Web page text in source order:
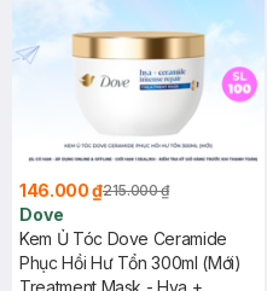
146.000 ₫215.000 ₫
Dove
Kem Ủ Tóc Dove Ceramide
Phục Hồi Hư Tổn 300ml (Mới)
Treatment Mask - Hya +